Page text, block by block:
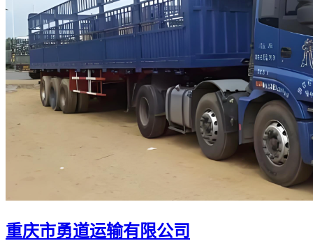
重庆市勇道运输有限公司